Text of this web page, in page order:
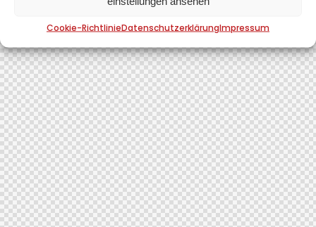
Cookie-RichtlinieDatenschutzerklärungImpressum